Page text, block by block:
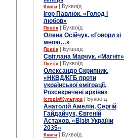
Книги | Буквоїд
Ігор Павлюк. «Голод і
любов»
Поезія | Буквоїд
Олена Осійчук. «Говори зі
мною…»
Поезія | Буквоїд
Світлана Марчук. «Магніт»
Поезія | Буквоїд
Олександр Скрипник.
«НКВД/КГБ проти
української еміграції.
Розсекречені архіви»
Історія/Культура | Буквоїд
Анатолій Амелін, Сергій
Гайдайчук, Євгеній
Астахов. «Візія України
2035»
Книги | Буквоїд